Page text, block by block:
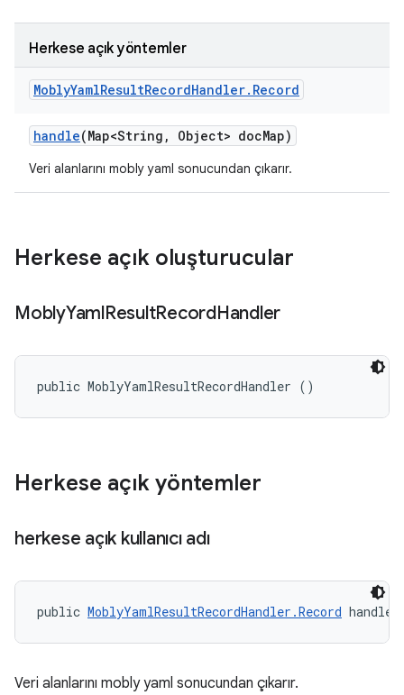
Herkese açık yöntemler
MoblyYamlResultRecordHandler. Record
handle(Map<String , Object> docMap)
Veri alanlarını mobly yaml sonucundan çıkarır.
Herkese açık oluşturucular
MoblyYamlResultRecordHandler
public MoblyYamlResultRecordHandler ()
Herkese açık yöntemler
herkese açık kullanıcı adı
public MoblyYamlResultRecordHandler.Record handle
Veri alanlarını mobly yaml sonucundan çıkarır.